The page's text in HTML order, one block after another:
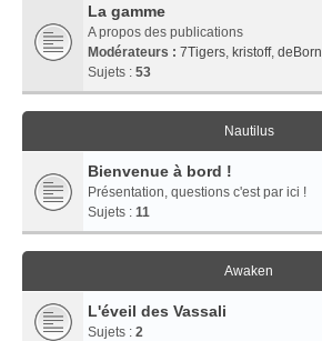
La gamme
A propos des publications
Modérateurs : 7Tigers, kristoff, deBorn
Sujets : 53
Nautilus
Bienvenue à bord !
Présentation, questions c'est par ici !
Sujets : 11
Awaken
L'éveil des Vassali
Sujets : 2